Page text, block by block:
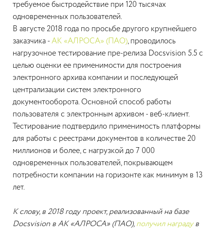
требуемое быстродействие при 120 тысячах
одновременных пользователей.
В августе 2018 года по просьбе другого крупнейшего
заказчика - АК «АЛРОСА» (ПАО), проводилось
нагрузочное тестирование пре-релиза Docsvision 5.5 с
целью оценки ее применимости для построения
электронного архива компании и последующей
централизации систем электронного
документооборота. Основной способ работы
пользователя с электронным архивом - веб-клиент.
Тестирование подтвердило применимость платформы
для работы с реестрами документов в количестве 20
миллионов и более, c нагрузкой до 7 000
одновременных пользователей, покрывающем
потребности компании на горизонте как минимум в 13
лет.
К слову, в 2018 году проект, реализованный на базе
Docsvision в АК «АЛРОСА» (ПАО), получил наградув